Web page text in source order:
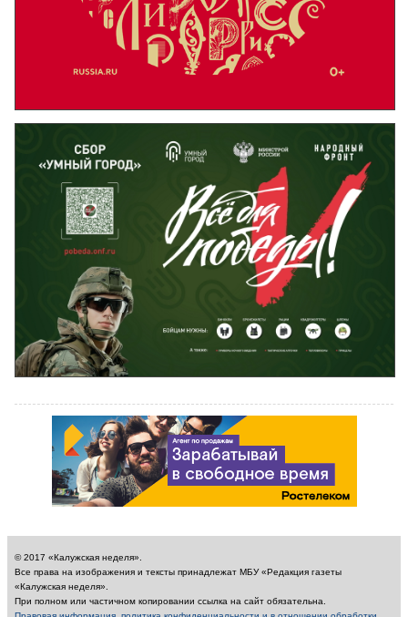
© 2017 «Калужская неделя».
Все права на изображения и тексты принадлежат МБУ «Редакция газеты
«Калужская неделя».
При полном или частичном копировании ссылка на сайт обязательна.